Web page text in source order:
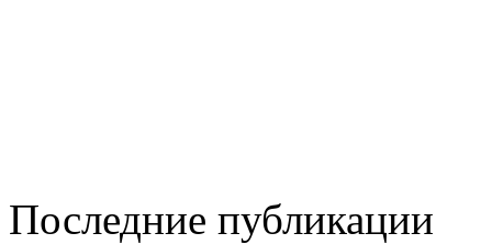
Последние публикации